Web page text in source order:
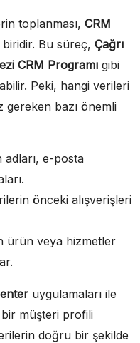
toplanması, CRM
Bu süreç, Çağrı
CRM Programı gibi
Peki, hangi verileri
gereken bazı önemli
adları, e-posta
önceki alışverişleri
ürün veya hizmetler
uygulamaları ile
bir müşteri profili
doğru bir şekilde